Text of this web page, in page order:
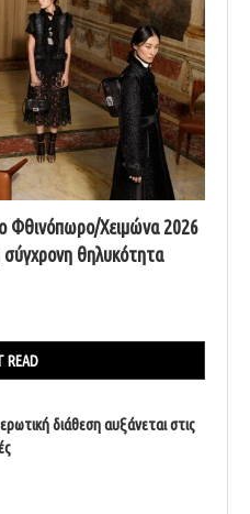
Φθινόπωρο/Χειμώνα 2026
σύγχρονη θηλυκότητα
READ
ερωτική διάθεση αυξάνεται στις